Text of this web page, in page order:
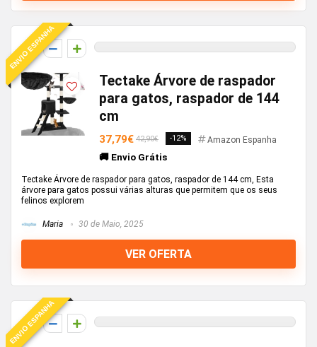
ENVIO ESPANHA
0
Tectake Árvore de raspador
para gatos, raspador de 144
cm
37,79€ 42,90€ -12% Amazon Espanha
🚚 Envio Grátis
Tectake Árvore de raspador para gatos, raspador de 144 cm, Esta
árvore para gatos possui várias alturas que permitem que os seus
felinos explorem
Maria 30 de Maio, 2025
VER OFERTA
ENVIO ESPANHA
0